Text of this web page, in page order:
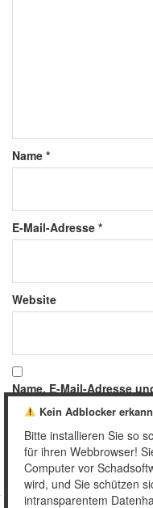
Name *
E-Mail-Adresse *
Website
Name, E-Mail-Adresse
meinen nächsten
Kein Adblocker
Bitte installieren Sie so
für ihren Webbrowser!
Computer vor
wird, und Sie schützen
intransparentem